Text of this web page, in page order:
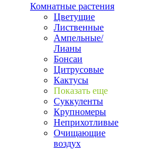
Комнатные растения
Цветущие
Лиственные
Ампельные/
Лианы
Бонсаи
Цитрусовые
Кактусы
Показать еще
Суккуленты
Крупномеры
Неприхотливые
Очищающие
воздух